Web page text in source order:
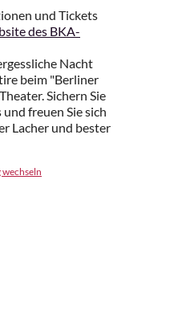
und Tickets
des BKA-
Nacht
beim "Berliner
Sichern Sie
freuen Sie sich
Lacher und bester